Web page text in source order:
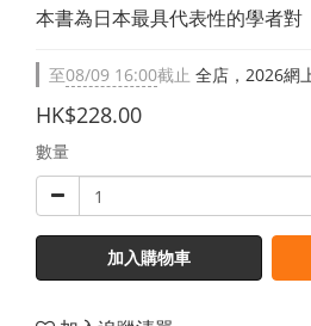
本書為日本最具代表性的學者對
至08/09 16:00截止 全店，2026網
HK$228.00
數量
加入購物車